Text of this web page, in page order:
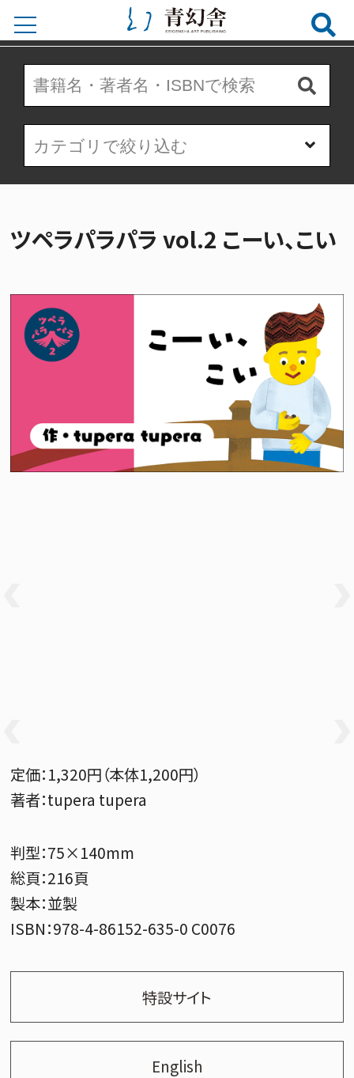
ツペラパラパラ vol.2 こーい、こい
定価：1,320円（本体1,200円）
著者：tupera tupera
判型：75×140mm
総頁：216頁
製本：並製
ISBN：978-4-86152-635-0 C0076
特設サイト
English